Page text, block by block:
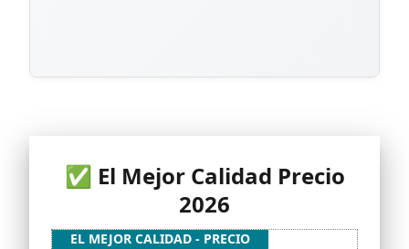
✅ El Mejor Calidad Precio
2026
EL MEJOR CALIDAD - PRECIO